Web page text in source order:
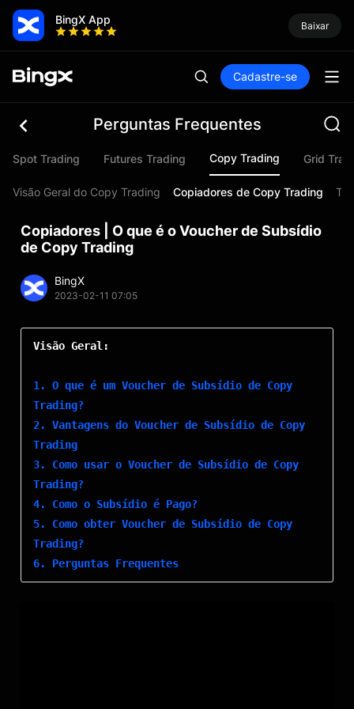
BingX App Baixar
Cadastre-se
Perguntas Frequentes
Spot Trading Futures Trading Copy Trading Grid
Visão Geral do Copy Trading Copiadores de Copy Trading
Copiadores | O que é o Voucher de Subsídio
de Copy Trading
BingX
2023-02-11 07:05
Visão Geral:
1. O que é um Voucher de Subsídio de Copy
Trading?
2. Vantagens do Voucher de Subsídio de Copy
Trading
3. Como usar o Voucher de Subsídio de Copy
Trading?
4. Como o Subsídio é Pago?
5. Como obter Voucher de Subsídio de Copy
Trading?
6. Perguntas Frequentes